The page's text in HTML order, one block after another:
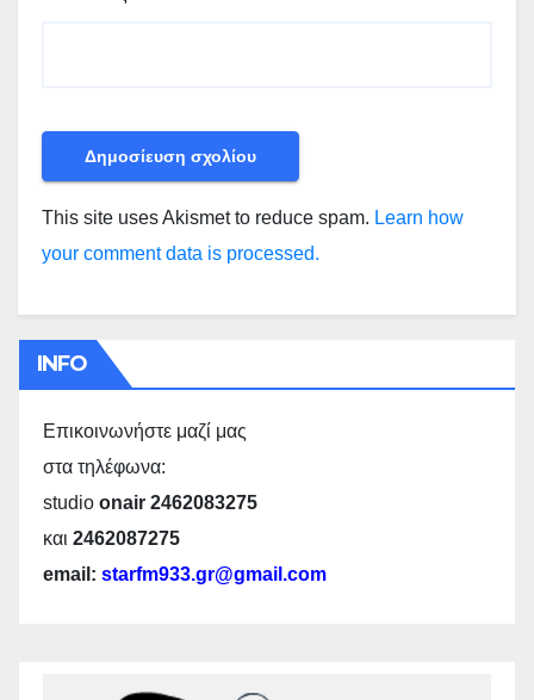
This site uses Akismet to reduce spam. Learn how
your comment data is processed.
INFO
Επικοινωνήστε μαζί μας
στα τηλέφωνα:
studio onair 2462083275
και 2462087275
email: starfm933.gr@gmail.com